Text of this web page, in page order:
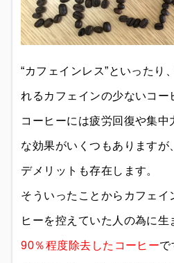
“カフェインレス”といったり
れるカフェインの少ないコー
コーヒーには疲労回復や集
な効果がいくつもあります
デメリットも存在します。
そういったことからカフェイ
ヒーを控えていた人の為に生
90％程度除去したコーヒーで